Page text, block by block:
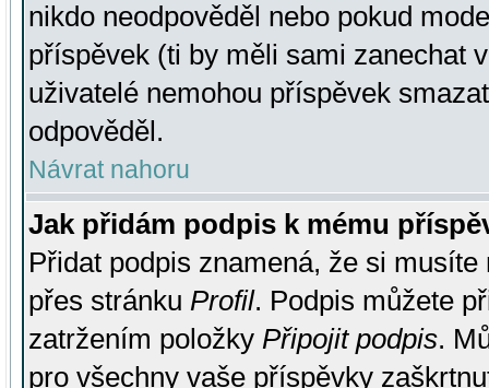
nikdo neodpověděl nebo pokud
příspěvek (ti by měli sami zanechat
uživatelé nemohou příspěvek
odpověděl.
Návrat nahoru
Jak přidám podpis k mému
Přidat podpis znamená, že si
přes stránku Profil. Podpis můžete
zatržením položky Připojit podpis.
pro všechny vaše příspěvky